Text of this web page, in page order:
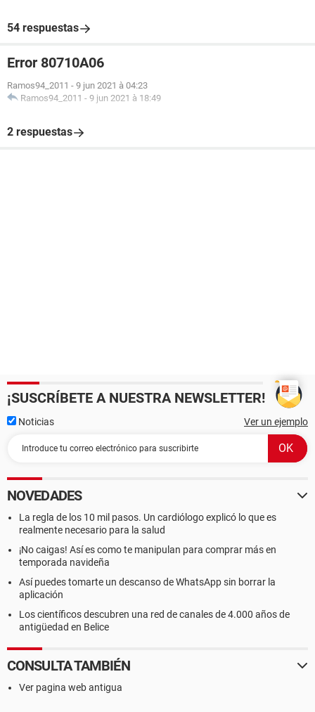
54 respuestas
Error 80710A06
Ramos94_2011 - 9 jun 2021 à 04:23
Ramos94_2011 - 9 jun 2021 à 18:49
2 respuestas
¡SUSCRÍBETE A NUESTRA NEWSLETTER!
Noticias Ver un ejemplo
NOVEDADES
La regla de los 10 mil pasos. Un cardiólogo explicó lo que es
realmente necesario para la salud
¡No caigas! Así es como te manipulan para comprar más en
temporada navideña
Así puedes tomarte un descanso de WhatsApp sin borrar la
aplicación
Los científicos descubren una red de canales de 4.000 años de
antigüedad en Belice
CONSULTA TAMBIÉN
Ver pagina web antigua